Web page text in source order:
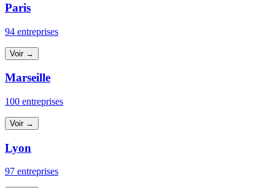
Paris
94 entreprises
Voir →
Marseille
100 entreprises
Voir →
Lyon
97 entreprises